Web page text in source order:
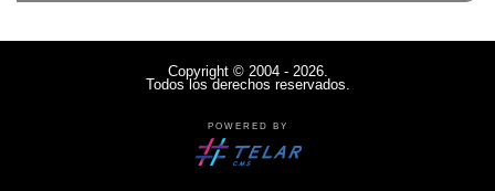
Denisi Market
Copyright © 2004 - 2026.
Todos los derechos reservados.
POWERED BY